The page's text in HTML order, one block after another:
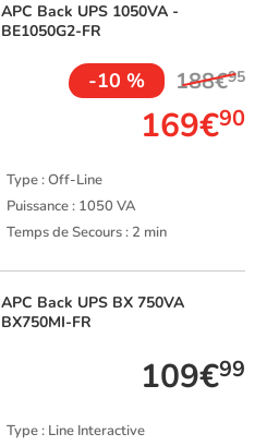
APC Back UPS 1050VA -
BE1050G2-FR
-10 % 188€95
169€90
Type : Off-Line
Puissance : 1050 VA
Temps de Secours : 2 min
APC Back UPS BX 750VA
BX750MI-FR
109€99
Type : Line Interactive